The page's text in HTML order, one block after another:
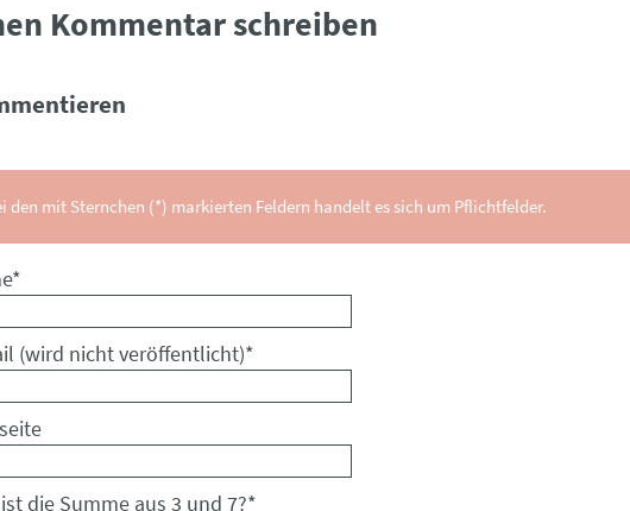
Kommentar schreiben
den mit Sternchen (*) markierten Feldern handelt es sich um Pflichtfelder.
*
(wird nicht veröffentlicht)*
die Summe aus 3 und 7?*